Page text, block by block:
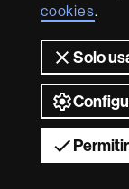
cookies.
Solo
Sobre
esta
web Aviso
web
2026